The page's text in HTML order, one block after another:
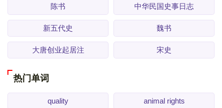
陈书 中华民国史事日志
新五代史 魏书
大唐创业起居注 宋史
热门单词
quality animal rights